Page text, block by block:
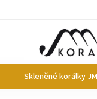
Skleněné korálky